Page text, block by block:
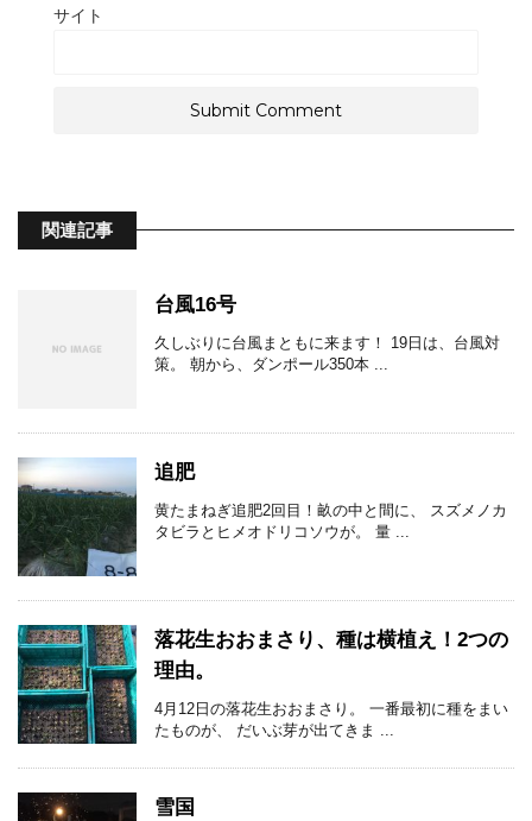
サイト
関連記事
台風16号
久しぶりに台風まともに来ます！ 19日は、台風対
策。 朝から、ダンポール350本 ...
追肥
黄たまねぎ追肥2回目！畝の中と間に、 スズメノカ
タビラとヒメオドリコソウが。 量 ...
落花生おおまさり、種は横植え！2つの
理由。
4月12日の落花生おおまさり。 一番最初に種をまい
たものが、 だいぶ芽が出てきま ...
雪国